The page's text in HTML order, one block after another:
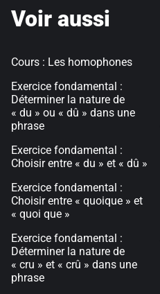
Voir aussi
Cours : Les homophones
Exercice fondamental :
Déterminer la nature de
« du » ou « dû » dans une
phrase
Exercice fondamental :
Choisir entre « du » et « dû »
Exercice fondamental :
Choisir entre « quoique » et
« quoi que »
Exercice fondamental :
Déterminer la nature de
« cru » et « crû » dans une
phrase